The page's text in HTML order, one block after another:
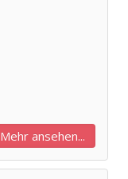
Mehr ansehen...